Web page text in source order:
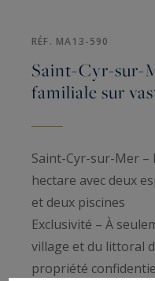
RÉF. MA13-590
Saint-Cyr-sur-
familiale sur
Saint-Cyr-sur-Mer –
hectare avec deux
et deux piscines
Exclusivité – À
village et du littoral
propriété